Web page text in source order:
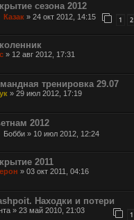
сезона 2012
Казак » 24 окт 2012, 14:15 1 2
» 12 авг 2012, 17:31
тренировка 29.07
» 29 июл 2012, 17:19
2012
Бобби » 10 июл 2012, 12:24
2011
» 03 окт 2011, 04:16
Находки и потери
» 23 май 2010, 21:03 1